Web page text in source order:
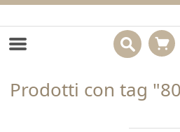
Prodotti con tag